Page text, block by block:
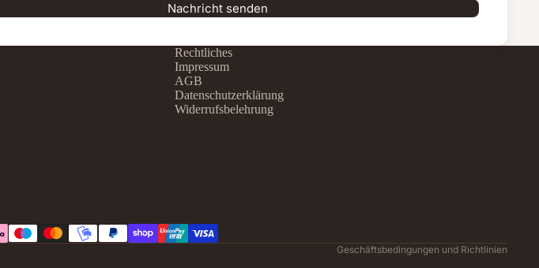
Nachricht senden
Rechtliches
Impressum
AGB
Datenschutzerklärung
Widerrufsbelehrung
Geschäftsbedingungen und Richtlinien